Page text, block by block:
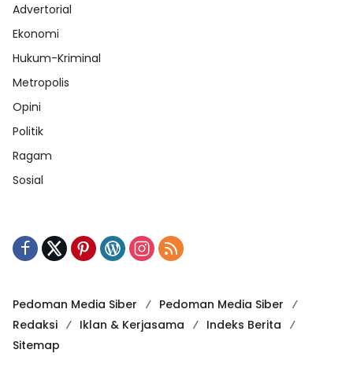
Advertorial
Ekonomi
Hukum-Kriminal
Metropolis
Opini
Politik
Ragam
Sosial
Pedoman Media Siber
Pedoman Media Siber
Redaksi
Iklan & Kerjasama
Indeks Berita
Sitemap